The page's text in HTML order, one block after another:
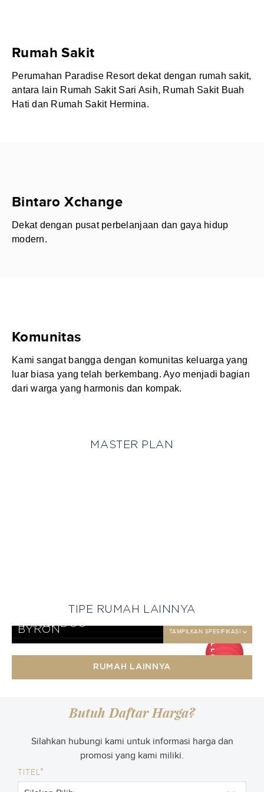
Rumah Sakit
Perumahan Paradise Resort dekat dengan rumah sakit,
antara lain Rumah Sakit Sari Asih, Rumah Sakit Buah
Hati dan Rumah Sakit Hermina.
Bintaro Xchange
Dekat dengan pusat perbelanjaan dan gaya hidup
modern.
Komunitas
Kami sangat bangga dengan komunitas keluarga yang
luar biasa yang telah berkembang. Ayo menjadi bagian
dari warga yang harmonis dan kompak.
MASTER PLAN
TIPE RUMAH LAINNYA
DP
50
TAMPILKAN SPESIFIKASI
DP
BARBADOS TAMPILKAN SPESIFIKASI
50 jt
BYRON TAMPILKAN SPESIFIKASI
RUMAH LAINNYA
Butuh Daftar Harga?
Silahkan hubungi kami untuk informasi harga dan
promosi yang kami miliki.
TITEL*